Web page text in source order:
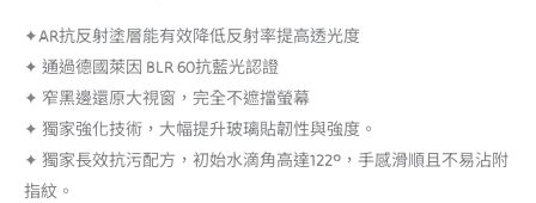
✦AR抗反射塗層能有效降低反射率提高透光度
✦ 通過德國萊因 BLR 60抗藍光認證
✦ 窄黑邊還原大視窗，完全不遮擋螢幕
✦ 獨家強化技術，大幅提升玻璃貼韌性與強度。
✦ 獨家長效抗污配方，初始水滴角高達122°，手感滑順且不易沾附
指紋。